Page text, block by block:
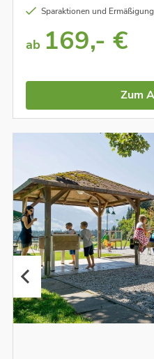
Sparaktionen und
ab 169,- €
Zum